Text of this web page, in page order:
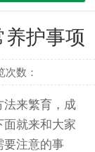
护事项
次数：
法来繁育，成
面就来和大家
要注意的事